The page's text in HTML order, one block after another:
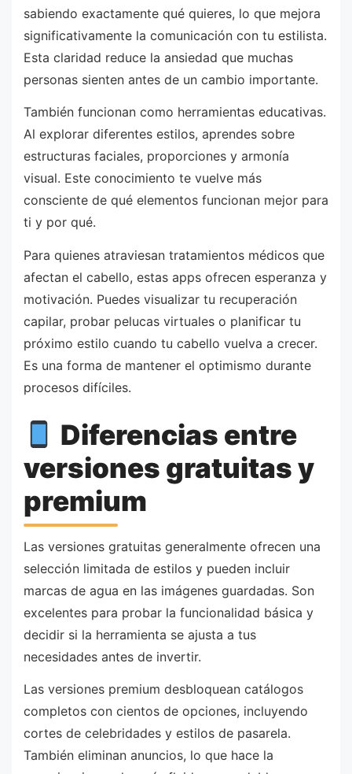
sabiendo exactamente qué quieres, lo que mejora
significativamente la comunicación con tu estilista.
Esta claridad reduce la ansiedad que muchas
personas sienten antes de un cambio importante.
También funcionan como herramientas educativas.
Al explorar diferentes estilos, aprendes sobre
estructuras faciales, proporciones y armonía
visual. Este conocimiento te vuelve más
consciente de qué elementos funcionan mejor para
ti y por qué.
Para quienes atraviesan tratamientos médicos que
afectan el cabello, estas apps ofrecen esperanza y
motivación. Puedes visualizar tu recuperación
capilar, probar pelucas virtuales o planificar tu
próximo estilo cuando tu cabello vuelva a crecer.
Es una forma de mantener el optimismo durante
procesos difíciles.
Diferencias entre
versiones gratuitas y
premium
Las versiones gratuitas generalmente ofrecen una
selección limitada de estilos y pueden incluir
marcas de agua en las imágenes guardadas. Son
excelentes para probar la funcionalidad básica y
decidir si la herramienta se ajusta a tus
necesidades antes de invertir.
Las versiones premium desbloquean catálogos
completos con cientos de opciones, incluyendo
cortes de celebridades y estilos de pasarela.
También eliminan anuncios, lo que hace la